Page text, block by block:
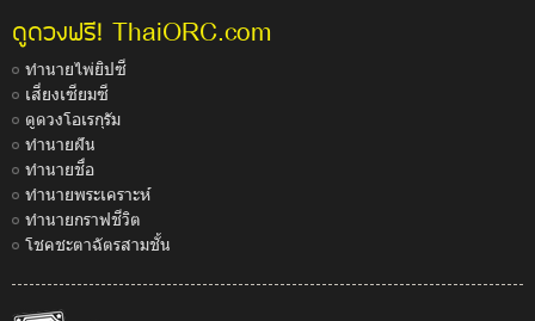
ดูดวงฟรี! ThaiORC.com
ทำนายไพ่ยิปซี
เสี่ยงเซียมซี
ดูดวงโอเรกุรัม
ทำนายฝัน
ทำนายชื่อ
ทำนายพระเคราะห์
ทำนายกราฟชีวิต
โชคชะตาฉัตรสามชั้น